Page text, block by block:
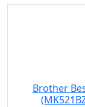
Brother